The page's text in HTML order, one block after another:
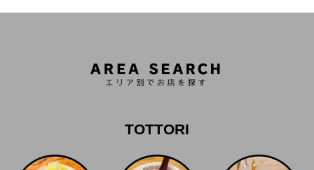
TOTTORI